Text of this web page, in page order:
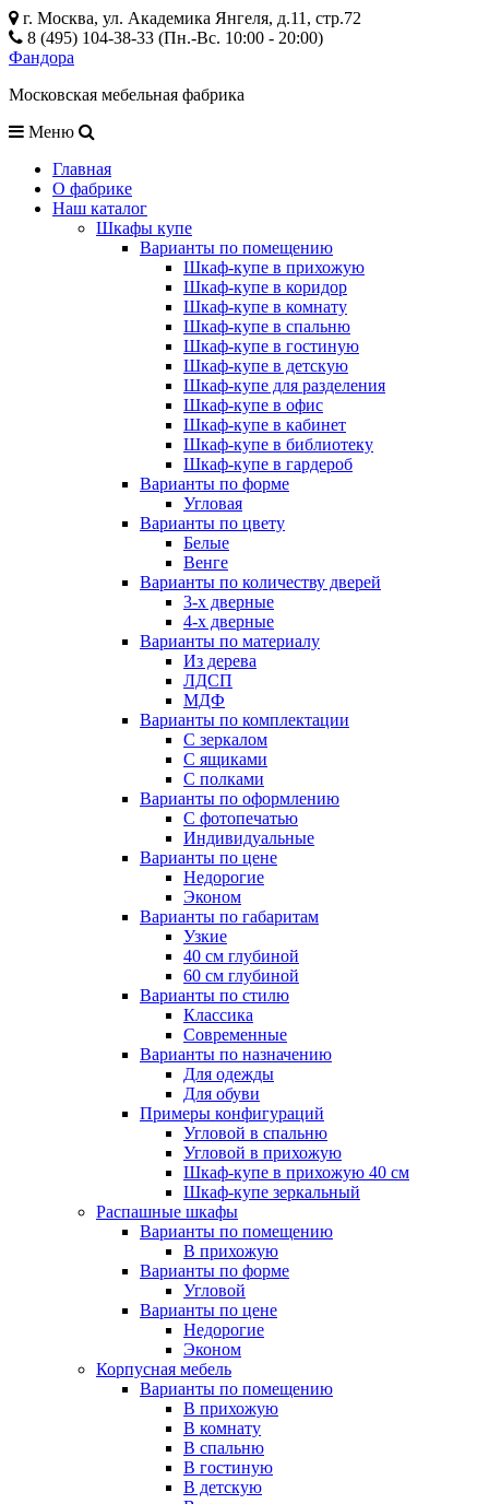
г. Москва, ул. Академика Янгеля, д.11, стр.72
8 (495) 104-38-33 (Пн.-Вс. 10:00 - 20:00)
Фандора
Московская мебельная фабрика
Меню
Главная
О фабрике
Наш каталог
Шкафы купе
Варианты по помещению
Шкаф-купе в прихожую
Шкаф-купе в коридор
Шкаф-купе в комнату
Шкаф-купе в спальню
Шкаф-купе в гостиную
Шкаф-купе в детскую
Шкаф-купе для разделения
Шкаф-купе в офис
Шкаф-купе в кабинет
Шкаф-купе в библиотеку
Шкаф-купе в гардероб
Варианты по форме
Угловая
Варианты по цвету
Белые
Венге
Варианты по количеству дверей
3-х дверные
4-х дверные
Варианты по материалу
Из дерева
ЛДСП
МДФ
Варианты по комплектации
С зеркалом
С ящиками
С полками
Варианты по оформлению
С фотопечатью
Индивидуальные
Варианты по цене
Недорогие
Эконом
Варианты по габаритам
Узкие
40 см глубиной
60 см глубиной
Варианты по стилю
Классика
Современные
Варианты по назначению
Для одежды
Для обуви
Примеры конфигураций
Угловой в спальню
Угловой в прихожую
Шкаф-купе в прихожую 40 см
Шкаф-купе зеркальный
Распашные шкафы
Варианты по помещению
В прихожую
Варианты по форме
Угловой
Варианты по цене
Недорогие
Эконом
Корпусная мебель
Варианты по помещению
В прихожую
В комнату
В спальню
В гостиную
В детскую